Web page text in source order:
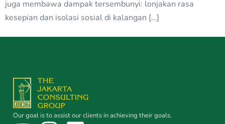
juga membawa dampak tersembunyi: lonjakan rasa
kesepian dan isolasi sosial di kalangan […]
Our goal is to assist our clients in achieving their goals.